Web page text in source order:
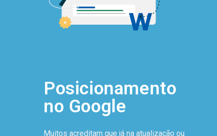
Posicionamento
no Google
Muitos acreditam que já na atualização ou